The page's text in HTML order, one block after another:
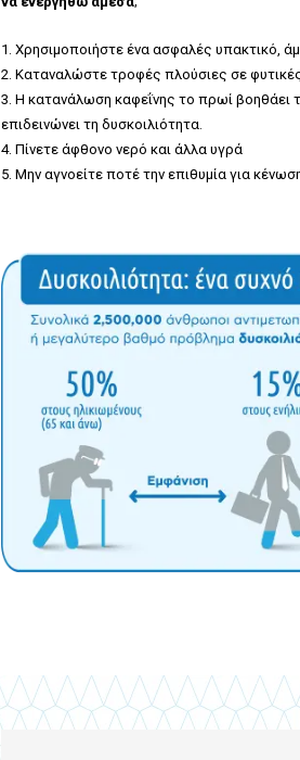
1. Χρησιμοποιήστε ένα ασφαλές υπακτικό,
2. Καταναλώστε τροφές πλούσιες σε φυτικές
3. Η κατανάλωση καφεΐνης το πρωί βοηθάει
επιδεινώνει τη δυσκοιλιότητα.
4. Πίνετε άφθονο νερό και άλλα υγρά
5. Μην αγνοείτε ποτέ την επιθυμία για